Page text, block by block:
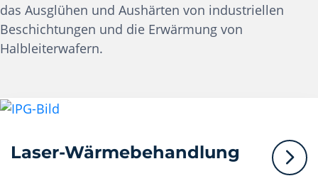
das Ausglühen und Aushärten von industriellen
Beschichtungen und die Erwärmung von
Halbleiterwafern.
Laser-Wärmebehandlung